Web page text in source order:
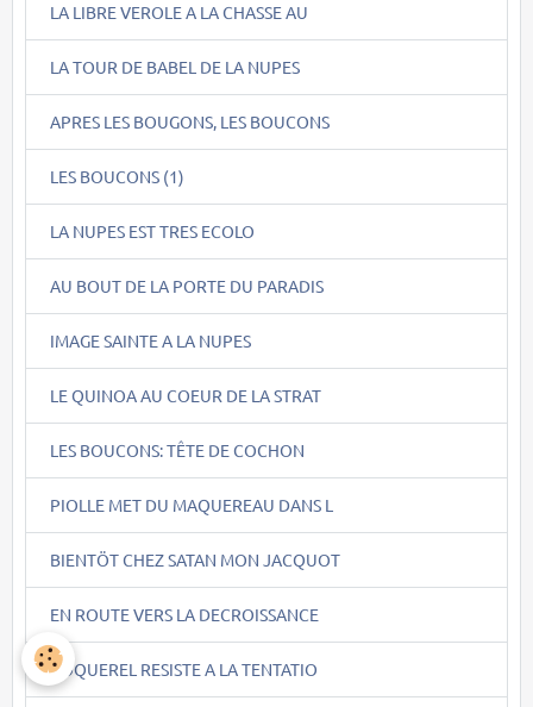
LA LIBRE VEROLE A LA CHASSE AU
LA TOUR DE BABEL DE LA NUPES
APRES LES BOUGONS, LES BOUCONS
LES BOUCONS (1)
LA NUPES EST TRES ECOLO
AU BOUT DE LA PORTE DU PARADIS
IMAGE SAINTE A LA NUPES
LE QUINOA AU COEUR DE LA STRAT
LES BOUCONS: TÊTE DE COCHON
PIOLLE MET DU MAQUEREAU DANS L
BIENTÖT CHEZ SATAN MON JACQUOT
EN ROUTE VERS LA DECROISSANCE
COQUEREL RESISTE A LA TENTATIO